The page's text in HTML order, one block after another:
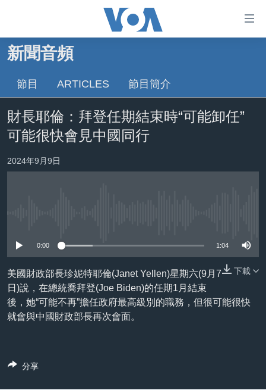
礙
鏈
到
容
跳
轉
到
檢
索
主頁
美國大選2024
台灣
海外港人
中國
國際
經貿
視頻
VOA 60秒 (國際)
時事經緯
國語
新聞音頻
節目 ARTICLES 節目簡介
財長耶倫：拜登任期結束時“可能卸任”
可能很快會見中國同行
2024年9月9日
0:00 1:04
下載
美國財政部長珍妮特耶倫(Janet Yellen)星期六(9月7
日)說，在總統喬拜登(Joe Biden)的任期1月結束
後，她“可能不再”擔任政府最高級別的職務，但很可能很快
就會與中國財政部長再次會面。
分享